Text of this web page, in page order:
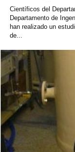
Científicos del
Departamento de
han realizado un
de...